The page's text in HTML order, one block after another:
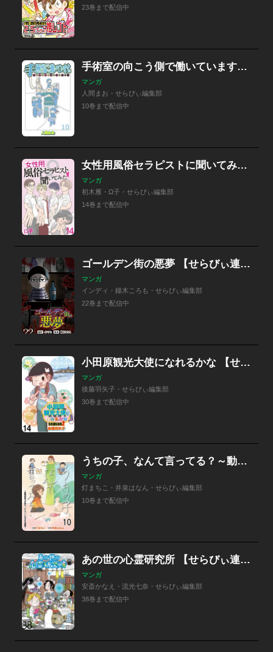
23巻まで配信中
手術室の向こう側で働いています。手術室看護師の非日常ライフ 【せらびぃ連載版】
マンガ
人間まお・せらびぃ編集部
10巻まで配信中
女性用風俗セラピストに聞いてみた 【せらびぃ連載版】
マンガ
初木雁・Ω子・せらびぃ編集部
14巻まで配信中
ゴールデン街の悪夢 【せらびぃ連載版】
マンガ
インディ・鐘木ころも・せらびぃ編集部
22巻まで配信中
小田原観光大使になれるかな 【せらびぃ連載版】
マンガ
後藤羽矢子・せらびぃ編集部
30巻まで配信中
うちの子、なんて言ってる？～動物対話士が見た、人とペットのきずな物語～ 【せらびぃ連載版】
マンガ
灯まちこ・井泉はなん・せらびぃ編集部
10巻まで配信中
あの世の心霊研究所 【せらびぃ連載版】
マンガ
安斎かなえ・流光七奈・せらびぃ編集部
38巻まで配信中